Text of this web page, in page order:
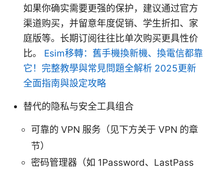
如果你确实需要更强的保护，建议通过官方
渠道购买，并留意年度促销、学生折扣、家
庭版等。长期订阅往往比单次购买更具性价
比。 Esim移轉：舊手機換新機、換電信都靠
它！完整教學與常見問題全解析 2025更新
全面指南與設定攻略
替代的隐私与安全工具组合
可靠的 VPN 服务（见下方关于 VPN 的章
节）
密码管理器（如 1Password、LastPass